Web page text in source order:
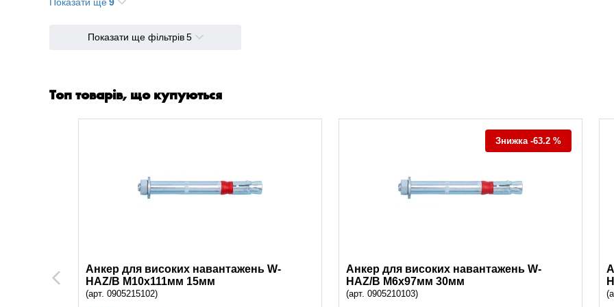
15 мм
20 мм
Показати ще фільтрів 5
Топ товарів, що купуються
Previous
Анкер для високих навантажень W-
HAZ/B M10x111мм 15мм
(арт. 0905215102)
Знижка -63.2 %
Анкер для високих навантажень W-
HAZ/B M6x97мм 30мм
(арт. 0905210103)